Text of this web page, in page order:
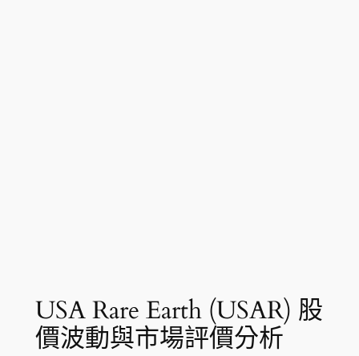
USA Rare Earth (USAR) 股
價波動與市場評價分析